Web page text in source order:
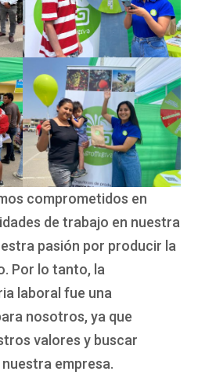
comprometidos en
de trabajo en nuestra
pasión por producir la
Por lo tanto, la
laboral fue una
nosotros, ya que
valores y buscar
empresa.